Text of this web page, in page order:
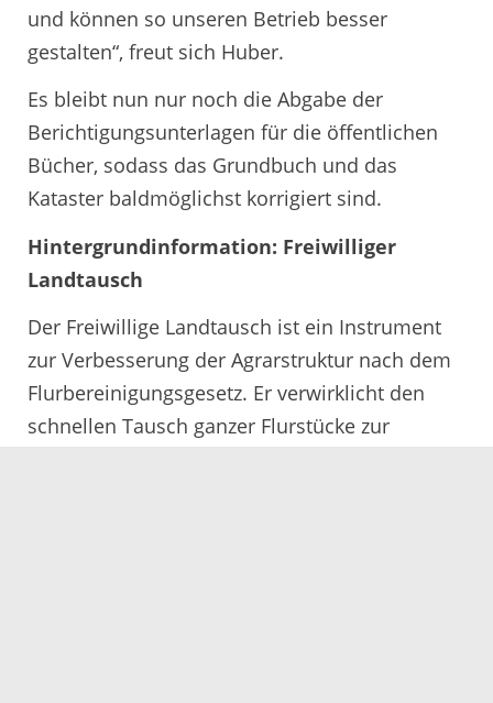
und können so unseren Betrieb besser
gestalten“, freut sich Huber.
Es bleibt nun nur noch die Abgabe der
Berichtigungsunterlagen für die öffentlichen
Bücher, sodass das Grundbuch und das
Kataster baldmöglichst korrigiert sind.
Hintergrundinformation: Freiwilliger
Landtausch
Der Freiwillige Landtausch ist ein Instrument
zur Verbesserung der Agrarstruktur nach dem
Flurbereinigungsgesetz. Er verwirklicht den
schnellen Tausch ganzer Flurstücke zur